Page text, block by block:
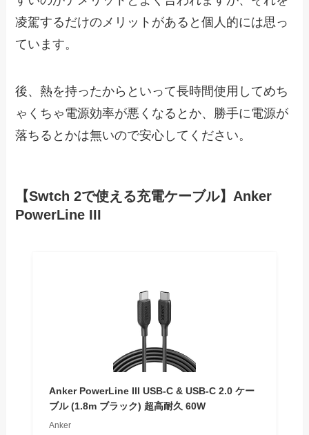
凌駕するだけのメリットがあると個人的には思っ
ています。
後、熱を持ったからといって長時間使用してめち
ゃくちゃ電源効率が悪くなるとか、勝手に電源が
落ちるとかは無いので安心してください。
【Swtch 2で使える充電ケーブル】Anker
PowerLine III
Anker PowerLine III USB-C & USB-C 2.0 ケー
ブル (1.8m ブラック) 超高耐久 60W
Anker